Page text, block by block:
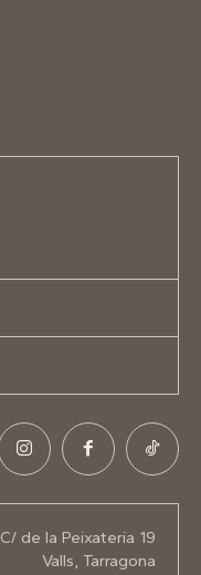
C/ de la Peixateria 19
Valls, Tarragona